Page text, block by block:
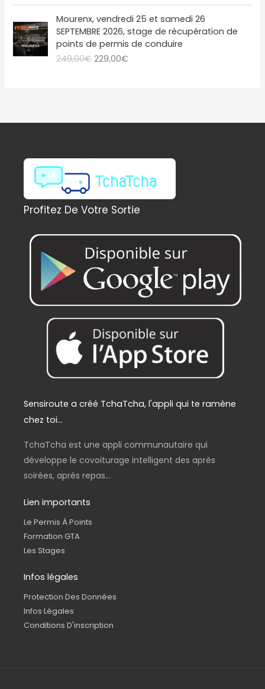
€
.9
,
0
0
0
€
.
Mourenx, vendredi 25 et samedi 26
SEPTEMBRE 2026, stage de récupération de
points de permis de conduire
249,00€
e
p
r
i
t
l
é
a
i
:
2
9
€
229,00€
L
e
p
r
u
e
s
t
:
2
9
0
0
Profitez De Votre Sortie
Sensiroute a créé TchaTcha, l'appli qui te ramène
chez toi...
TchaTcha est une appli communautaire qui
développe le covoiturage intelligent des après
soirées, après repas...
Lien importants
Le Permis À Points
Formation GTA
Les Stages
Infos légales
Protection Des Données
Infos Légales
Conditions D'inscription